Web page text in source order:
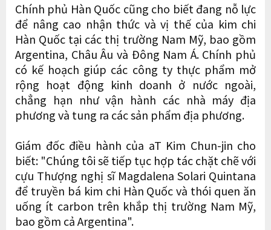
Chính phủ Hàn Quốc cũng cho biết đang nỗ lực
để nâng cao nhận thức và vị thế của kim chi
Hàn Quốc tại các thị trường Nam Mỹ, bao gồm
Argentina, Châu Âu và Đông Nam Á. Chính phủ
có kế hoạch giúp các công ty thực phẩm mở
rộng hoạt động kinh doanh ở nước ngoài,
chẳng hạn như vận hành các nhà máy địa
phương và tung ra các sản phẩm địa phương.
Giám đốc điều hành của aT Kim Chun-jin cho
biết: "Chúng tôi sẽ tiếp tục hợp tác chặt chẽ với
cựu Thượng nghị sĩ Magdalena Solari Quintana
để truyền bá kim chi Hàn Quốc và thói quen ăn
uống ít carbon trên khắp thị trường Nam Mỹ,
bao gồm cả Argentina".